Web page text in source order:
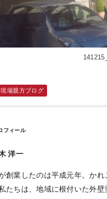
現場親方ブログ
洋一
創業したのは平成元年。か
たちは、地域に根付いた外